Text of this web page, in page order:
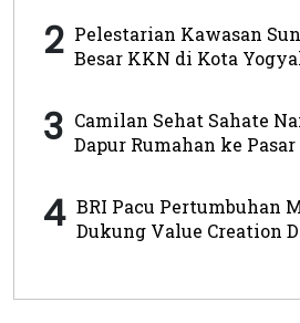
2 Pelestarian Kawasan
Besar KKN di Kota
3 Camilan Sehat Sahate
Dapur Rumahan ke Pasar
4 BRI Pacu Pertumbuhan
Dukung Value Creation